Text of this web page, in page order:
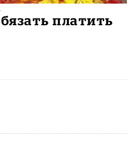
платить